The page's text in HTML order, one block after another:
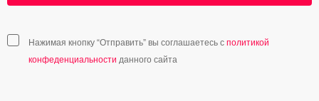
Нажимая кнопку “Отправить” вы соглашаетесь с политикой
конфеденциальности данного сайта